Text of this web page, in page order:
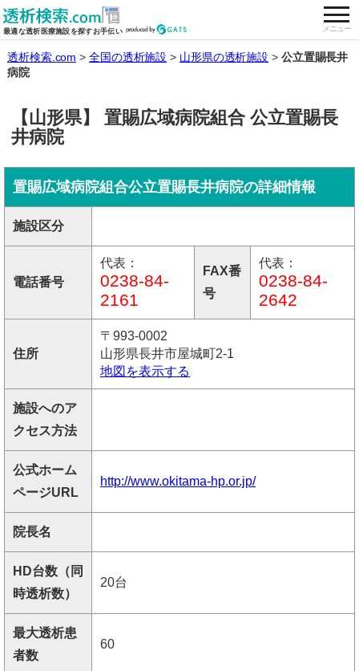
最適な透析医療施設を探すお手伝い メニュー
全国の透析施設を検索する
透析検索.com 全国の透析施設 山形県の透析施設
公立置賜長井
病院
【山形県】 置賜広域病院組合 公立置賜長
井病院
置賜広域病院組合公立置賜長井病院の詳細情報
施設区分
電話番号
代表：
0238-84-
2161
FAX番
号
代表：
0238-84-
2642
住所
〒993-0002
山形県長井市屋城町2-1
地図を表示する
施設へのア
クセス方法
公式ホーム
ページURL
http://www.okitama-hp.or.jp/
院長名
HD台数（同
時透析数）
20台
最大透析患
者数
60